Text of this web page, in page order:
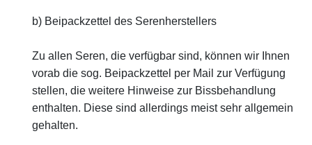
b) Beipackzettel des Serenherstellers
Zu allen Seren, die verfügbar sind, können wir Ihnen
vorab die sog. Beipackzettel per Mail zur Verfügung
stellen, die weitere Hinweise zur Bissbehandlung
enthalten. Diese sind allerdings meist sehr allgemein
gehalten.